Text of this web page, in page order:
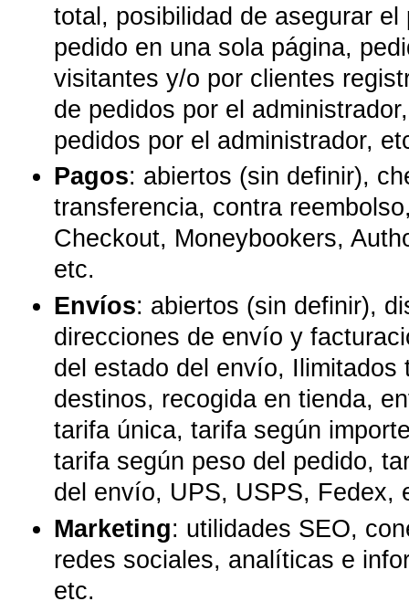
total, posibilidad de asegurar
pedido en una sola página,
visitantes y/o por clientes
de pedidos por el
pedidos por el administrador,
Pagos: abiertos (sin definir),
transferencia, contra
Checkout, Moneybookers,
etc.
Envíos: abiertos (sin definir),
direcciones de envío y
del estado del envío, Ilimitados
destinos, recogida en tienda,
tarifa única, tarifa según
tarifa según peso del pedido,
del envío, UPS, USPS, Fedex,
Marketing: utilidades SEO,
redes sociales, analíticas e
etc.